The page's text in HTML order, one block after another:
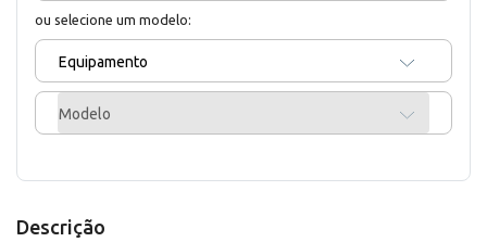
ou selecione um modelo:
Equipamento
Modelo
Descrição